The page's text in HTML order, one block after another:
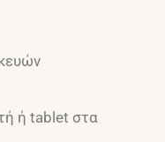
ή tablet στα